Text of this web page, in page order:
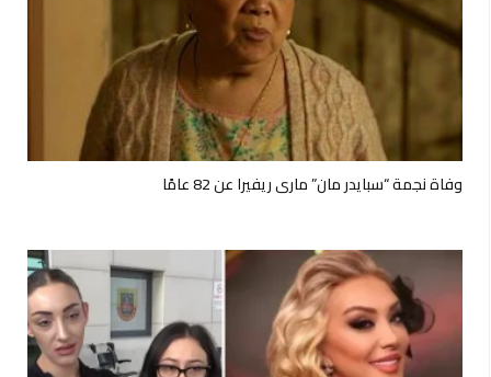
وفاة نجمة “سبايدر مان” ماري ريفيرا عن 82 عامًا